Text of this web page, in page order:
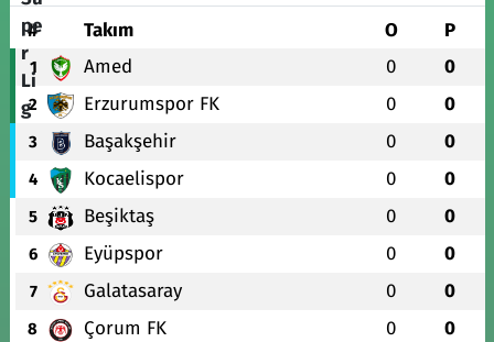
# Takım O P
1 Amed 0 0
2 Erzurumspor FK 0 0
3 Başakşehir 0 0
4 Kocaelispor 0 0
5 Beşiktaş 0 0
6 Eyüpspor 0 0
7 Galatasaray 0 0
8 Çorum FK 0 0